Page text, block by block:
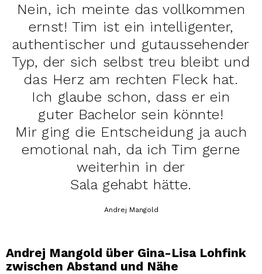
Nein, ich meinte das vollkommen
ernst! Tim ist ein intelligenter,
authentischer und gutaussehender
Typ, der sich selbst treu bleibt und
das Herz am rechten Fleck hat.
Ich glaube schon, dass er ein
guter Bachelor sein könnte!
Mir ging die Entscheidung ja auch
emotional nah, da ich Tim gerne
weiterhin in der
Sala gehabt hätte.
Andrej Mangold
Andrej Mangold über Gina-Lisa Lohfink
zwischen Abstand und Nähe